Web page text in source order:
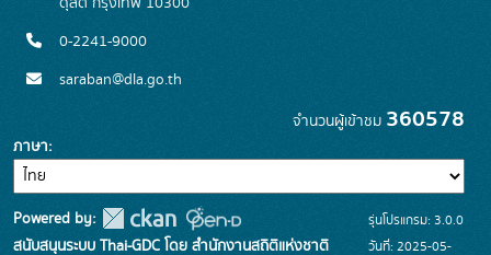
0-2241-9000
saraban@dla.go.th
จำนวนผู้เข้าชม 360578
ภาษา
Powered by:
สนับสนุนระบบ Thai-GDC โดย สำนักงานสถิติแห่งชาติ
รุ่นโปรแกรม: 3.0.0
วันที่: 2025-05-